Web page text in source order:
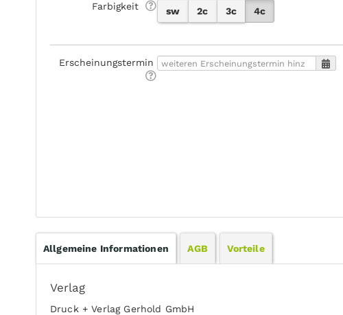
Farbigkeit sw 2c 3c 4c
Erscheinungstermin
Allgemeine Informationen AGB Vorteile
Verlag
Druck + Verlag Gerhold GmbH